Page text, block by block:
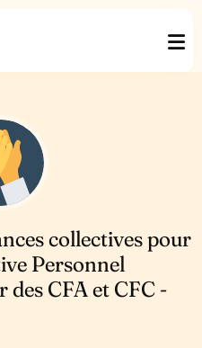
collectives pour
Personnel
CFA et CFC -